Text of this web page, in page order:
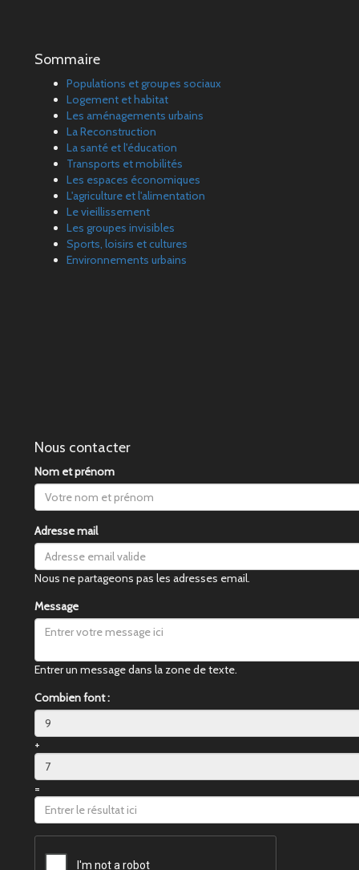
Sommaire
Populations et groupes sociaux
Logement et habitat
Les aménagements urbains
La Reconstruction
La santé et l'éducation
Transports et mobilités
Les espaces économiques
L'agriculture et l'alimentation
Le vieillissement
Les groupes invisibles
Sports, loisirs et cultures
Environnements urbains
Nous contacter
Nom et prénom
Adresse mail
Nous ne partageons pas les adresses email.
Message
Entrer un message dans la zone de texte.
Combien font :
+
=